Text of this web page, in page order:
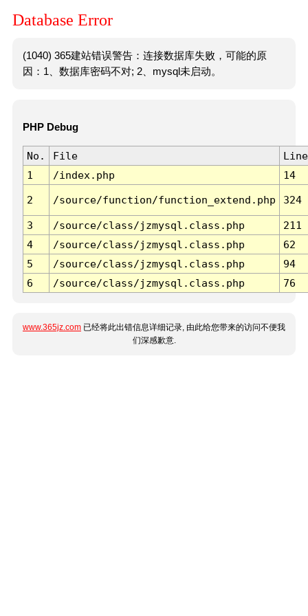
Database Error
(1040) 365建站错误警告：连接数据库失败，可能的原
因：1、数据库密码不对; 2、mysql未启动。
PHP Debug
No. File
Line
1
/index.php 14
2 /source/function/function_extend.php 324
3 /source/class/jzmysql.class.php
211
4
/source/class/jzmysql.class.php
62
5
/source/class/jzmysql.class.php
94
6
/source/class/jzmysql.class.php 76
www.365jz.com 已经将此出错信息详细记录, 由此给您带来的访问不便我
们深感歉意.